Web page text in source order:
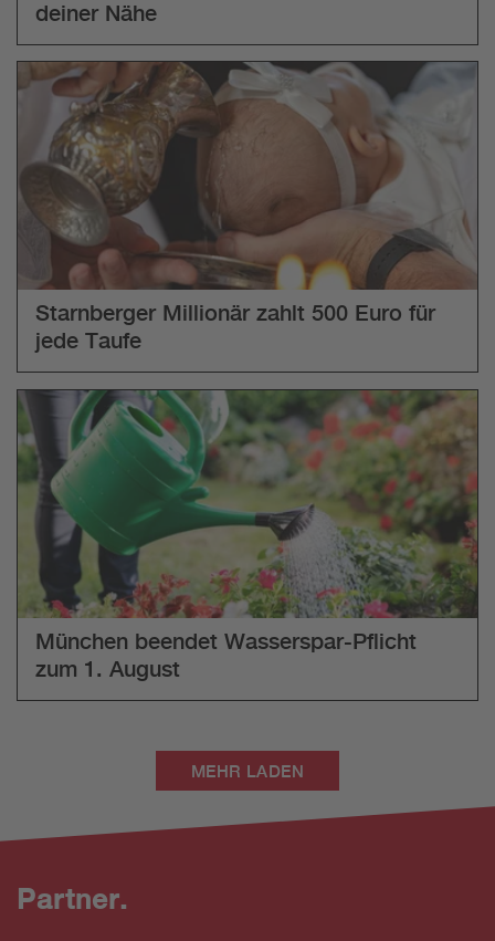
deiner Nähe
Starnberger Millionär zahlt 500 Euro für
jede Taufe
München beendet Wasserspar-Pflicht
zum 1. August
MEHR LADEN
Partner.